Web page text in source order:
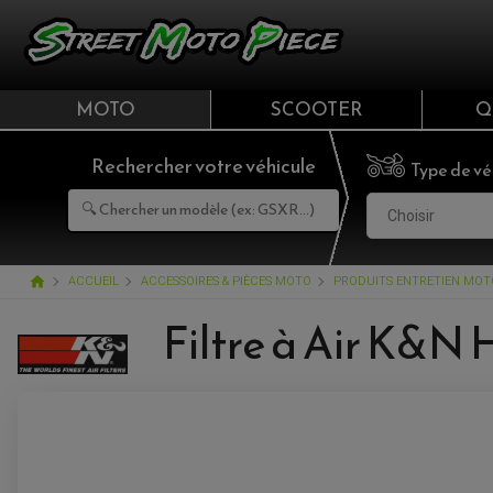
MOTO SCOOTER
Rechercher votre véhicule Type de
Choisir
home ACCUEIL ACCESSOIRES & PIÈCES MOTO PRODUITS ENTRETIEN
Filtre à Air K&N